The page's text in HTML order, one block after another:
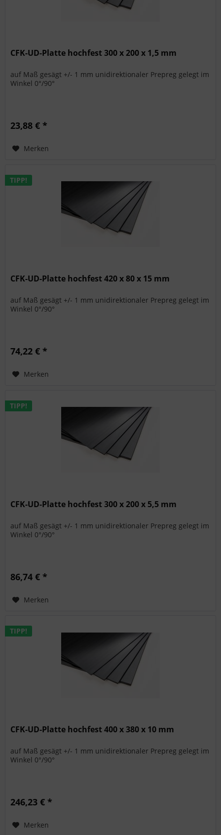
CFK-UD-Platte hochfest 300 x 200 x 1,5 mm
auf Maß gesägt +/- 1 mm unidirektionaler Prepreg gelegt im
Winkel 0°/90°
23,88 € *
Merken
TIPP!
CFK-UD-Platte hochfest 420 x 80 x 15 mm
auf Maß gesägt +/- 1 mm unidirektionaler Prepreg gelegt im
Winkel 0°/90°
74,22 € *
Merken
TIPP!
CFK-UD-Platte hochfest 300 x 200 x 5,5 mm
auf Maß gesägt +/- 1 mm unidirektionaler Prepreg gelegt im
Winkel 0°/90°
86,74 € *
Merken
TIPP!
CFK-UD-Platte hochfest 400 x 380 x 10 mm
auf Maß gesägt +/- 1 mm unidirektionaler Prepreg gelegt im
Winkel 0°/90°
246,23 € *
Merken